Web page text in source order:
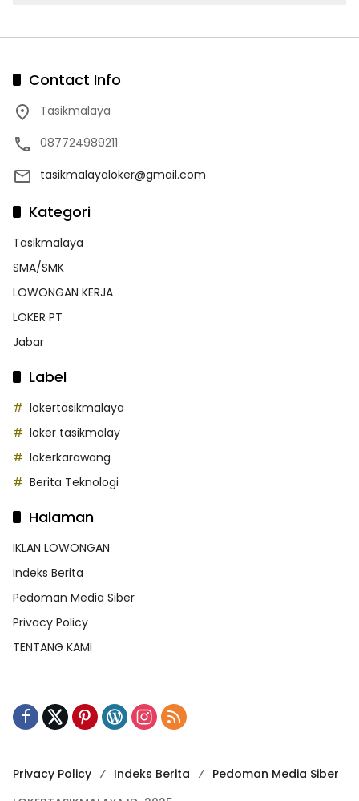
Contact Info
Tasikmalaya
087724989211
tasikmalayaloker@gmail.com
Kategori
Tasikmalaya
SMA/SMK
LOWONGAN KERJA
LOKER PT
Jabar
Label
lokertasikmalaya
loker tasikmalay
lokerkarawang
Berita Teknologi
Halaman
IKLAN LOWONGAN
Indeks Berita
Pedoman Media Siber
Privacy Policy
TENTANG KAMI
Privacy Policy Indeks Berita
Pedoman Media Siber